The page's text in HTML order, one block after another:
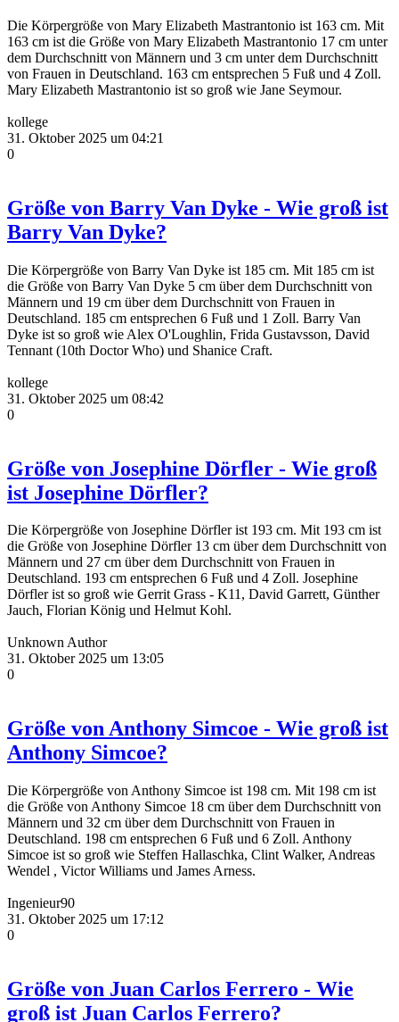
Die Körpergröße von Mary Elizabeth Mastrantonio ist 163 cm. Mit
163 cm ist die Größe von Mary Elizabeth Mastrantonio 17 cm unter
dem Durchschnitt von Männern und 3 cm unter dem Durchschnitt
von Frauen in Deutschland. 163 cm entsprechen 5 Fuß und 4 Zoll.
Mary Elizabeth Mastrantonio ist so groß wie Jane Seymour.
kollege
31. Oktober 2025 um 04:21
0
Größe von Barry Van Dyke - Wie groß ist
Barry Van Dyke?
Die Körpergröße von Barry Van Dyke ist 185 cm. Mit 185 cm ist
die Größe von Barry Van Dyke 5 cm über dem Durchschnitt von
Männern und 19 cm über dem Durchschnitt von Frauen in
Deutschland. 185 cm entsprechen 6 Fuß und 1 Zoll. Barry Van
Dyke ist so groß wie Alex O'Loughlin, Frida Gustavsson, David
Tennant (10th Doctor Who) und Shanice Craft.
kollege
31. Oktober 2025 um 08:42
0
Größe von Josephine Dörfler - Wie groß
ist Josephine Dörfler?
Die Körpergröße von Josephine Dörfler ist 193 cm. Mit 193 cm ist
die Größe von Josephine Dörfler 13 cm über dem Durchschnitt von
Männern und 27 cm über dem Durchschnitt von Frauen in
Deutschland. 193 cm entsprechen 6 Fuß und 4 Zoll. Josephine
Dörfler ist so groß wie Gerrit Grass - K11, David Garrett, Günther
Jauch, Florian König und Helmut Kohl.
Unknown Author
31. Oktober 2025 um 13:05
0
Größe von Anthony Simcoe - Wie groß ist
Anthony Simcoe?
Die Körpergröße von Anthony Simcoe ist 198 cm. Mit 198 cm ist
die Größe von Anthony Simcoe 18 cm über dem Durchschnitt von
Männern und 32 cm über dem Durchschnitt von Frauen in
Deutschland. 198 cm entsprechen 6 Fuß und 6 Zoll. Anthony
Simcoe ist so groß wie Steffen Hallaschka, Clint Walker, Andreas
Wendel , Victor Williams und James Arness.
Ingenieur90
31. Oktober 2025 um 17:12
0
Größe von Juan Carlos Ferrero - Wie
groß ist Juan Carlos Ferrero?